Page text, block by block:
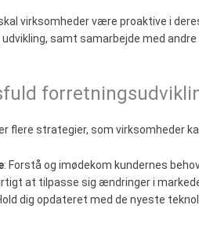
virksomheder være proaktive i
samt samarbejde med
flere strategier, som virksomheder
: Forstå og imødekom kundernes
at tilpasse sig ændringer i
dig opdateret med de nyeste